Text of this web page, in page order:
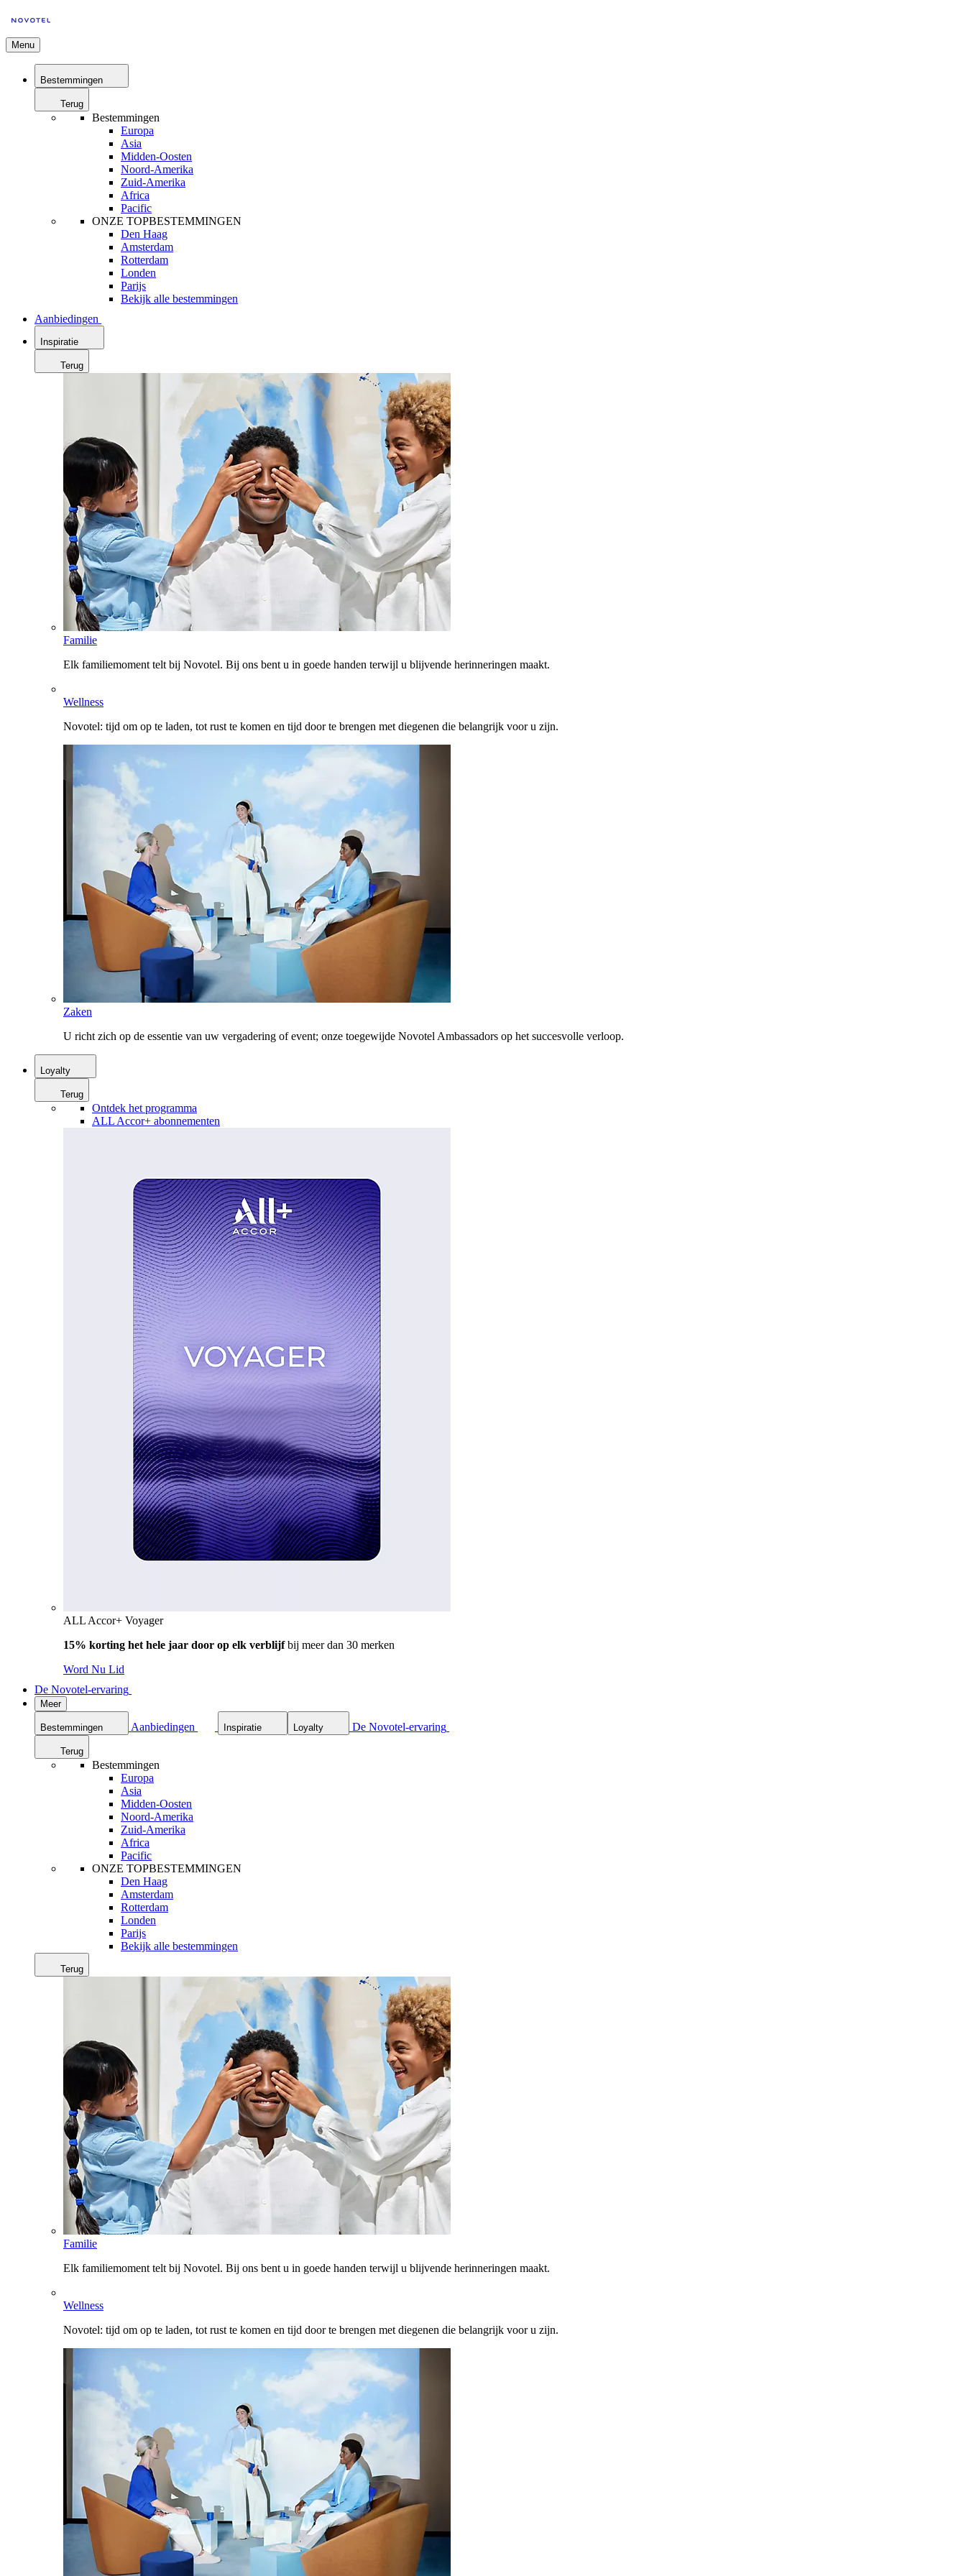
Menu
Bestemmingen
Terug
Bestemmingen
Europa
Asia
Midden-Oosten
Noord-Amerika
Zuid-Amerika
Africa
Pacific
ONZE TOPBESTEMMINGEN
Den Haag
Amsterdam
Rotterdam
Londen
Parijs
Bekijk alle bestemmingen
Aanbiedingen
Inspiratie
Terug
Familie
Elk familiemoment telt bij Novotel. Bij ons bent u in goede handen terwijl u blijvende herinneringen maakt.
Wellness
Novotel: tijd om op te laden, tot rust te komen en tijd door te brengen met diegenen die belangrijk voor u zijn.
Zaken
U richt zich op de essentie van uw vergadering of event; onze toegewijde Novotel Ambassadors op het succesvolle verloop.
Loyalty
Terug
Ontdek het programma
ALL Accor+ abonnementen
ALL Accor+ Voyager
15% korting het hele jaar door op elk verblijfbij meer dan 30 merken
Word Nu Lid
De Novotel-ervaring
Meer
Bestemmingen Aanbiedingen Inspiratie Loyalty De Novotel-ervaring
Terug
Bestemmingen
Europa
Asia
Midden-Oosten
Noord-Amerika
Zuid-Amerika
Africa
Pacific
ONZE TOPBESTEMMINGEN
Den Haag
Amsterdam
Rotterdam
Londen
Parijs
Bekijk alle bestemmingen
Terug
Familie
Elk familiemoment telt bij Novotel. Bij ons bent u in goede handen terwijl u blijvende herinneringen maakt.
Wellness
Novotel: tijd om op te laden, tot rust te komen en tijd door te brengen met diegenen die belangrijk voor u zijn.